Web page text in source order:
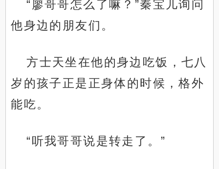
“廖哥哥怎么了嘛？”秦宝儿询问
他身边的朋友们。
方士天坐在他的身边吃饭，七八
岁的孩子正是正身体的时候，格外
能吃。
“听我哥哥说是转走了。”